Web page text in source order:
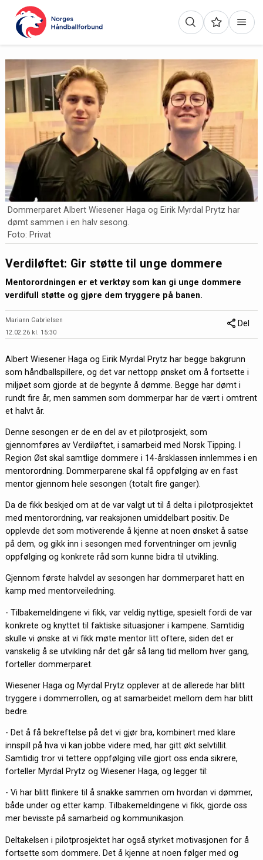
Dommerparet Albert Wiesener Haga og Eirik Myrdal Prytz har
dømt sammen i en halv sesong.
Foto: Privat
Verdiløftet: Gir støtte til unge dommere
Mentorordningen er et verktøy som kan gi unge dommere
verdifull støtte og gjøre dem tryggere på banen.
Mariann Gabrielsen
12.02.26 kl. 15:30
Del
Albert Wiesener Haga og Eirik Myrdal Prytz har begge bakgrunn
som håndballspillere, og det var nettopp ønsket om å fortsette i
miljøet som gjorde at de begynte å dømme. Begge har dømt i
rundt fire år, men sammen som dommerpar har de vært i omtrent
et halvt år.
Denne sesongen er de en del av et pilotprosjekt, som
gjennomføres av Verdiløftet, i samarbeid med Norsk Tipping. I
Region Øst skal samtlige dommere i 14-årsklassen innlemmes i en
mentorordning. Dommerparene skal få oppfølging av en fast
mentor gjennom hele sesongen (totalt fire ganger).
Da de fikk beskjed om at de var valgt ut til å delta i pilotprosjektet
med mentorordning, var reaksjonen umiddelbart positiv. De
opplevde det som motiverende å kjenne at noen ønsket å satse
på dem, og gikk inn i sesongen med forventninger om jevnlig
oppfølging og konkrete råd som kunne bidra til utvikling.
Gjennom første halvdel av sesongen har dommerparet hatt en
kamp med mentorveiledning.
- Tilbakemeldingene vi fikk, var veldig nyttige, spesielt fordi de var
konkrete og knyttet til faktiske situasjoner i kampene. Samtidig
skulle vi ønske at vi fikk møte mentor litt oftere, siden det er
vanskelig å se utvikling når det går så lang tid mellom hver gang,
forteller dommerparet.
Wiesener Haga og Myrdal Prytz opplever at de allerede har blitt
tryggere i dommerrollen, og at samarbeidet mellom dem har blitt
bedre.
- Det å få bekreftelse på det vi gjør bra, kombinert med klare
innspill på hva vi kan jobbe videre med, har gitt økt selvtillit.
Samtidig tror vi tettere oppfølging ville gjort oss enda sikrere,
forteller Myrdal Prytz og Wiesener Haga, og legger til:
- Vi har blitt flinkere til å snakke sammen om hvordan vi dømmer,
både under og etter kamp. Tilbakemeldingene vi fikk, gjorde oss
mer bevisste på samarbeid og kommunikasjon.
Deltakelsen i pilotprosjektet har også styrket motivasjonen for å
fortsette som dommere. Det å kjenne at noen følger med og